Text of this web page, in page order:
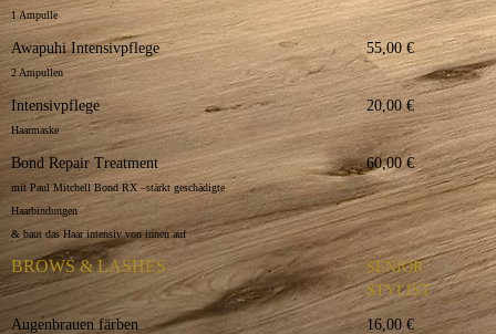
1 Ampulle
Awapuhi Intensivpflege
2 Ampullen
55,00 €
Intensivpflege
Haarmaske
20,00 €
Bond Repair Treatment
mit Paul Mitchell Bond RX –stärkt geschädigte
Haarbindungen
& baut das Haar intensiv von innen auf
60,00 €
BROWS & LASHES
SENIOR
STYLIST
Augenbrauen färben 16,00 €